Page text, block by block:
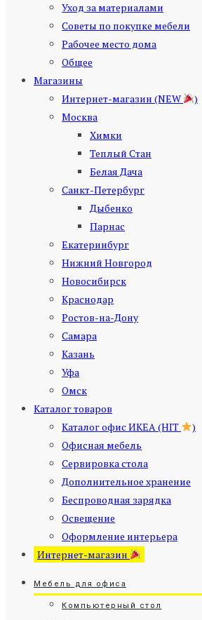
Уход за материалами
Советы по покупке мебели
Рабочее место дома
Общее
Магазины
Интернет-магазин (NEW
)
Москва
Химки
Теплый Стан
Белая Дача
Санкт-Петербург
Дыбенко
Парнас
Екатеринбург
Нижний Новгород
Новосибирск
Краснодар
Ростов-на-Дону
Самара
Казань
Уфа
Омск
Каталог товаров
Каталог офис ИКЕА (HIT
)
Офисная мебель
Сервировка стола
Дополнительное хранение
Беспроводная зарядка
Освещение
Оформление интерьера
Интернет-магазин
Мебель для офиса
Компьютерный стол